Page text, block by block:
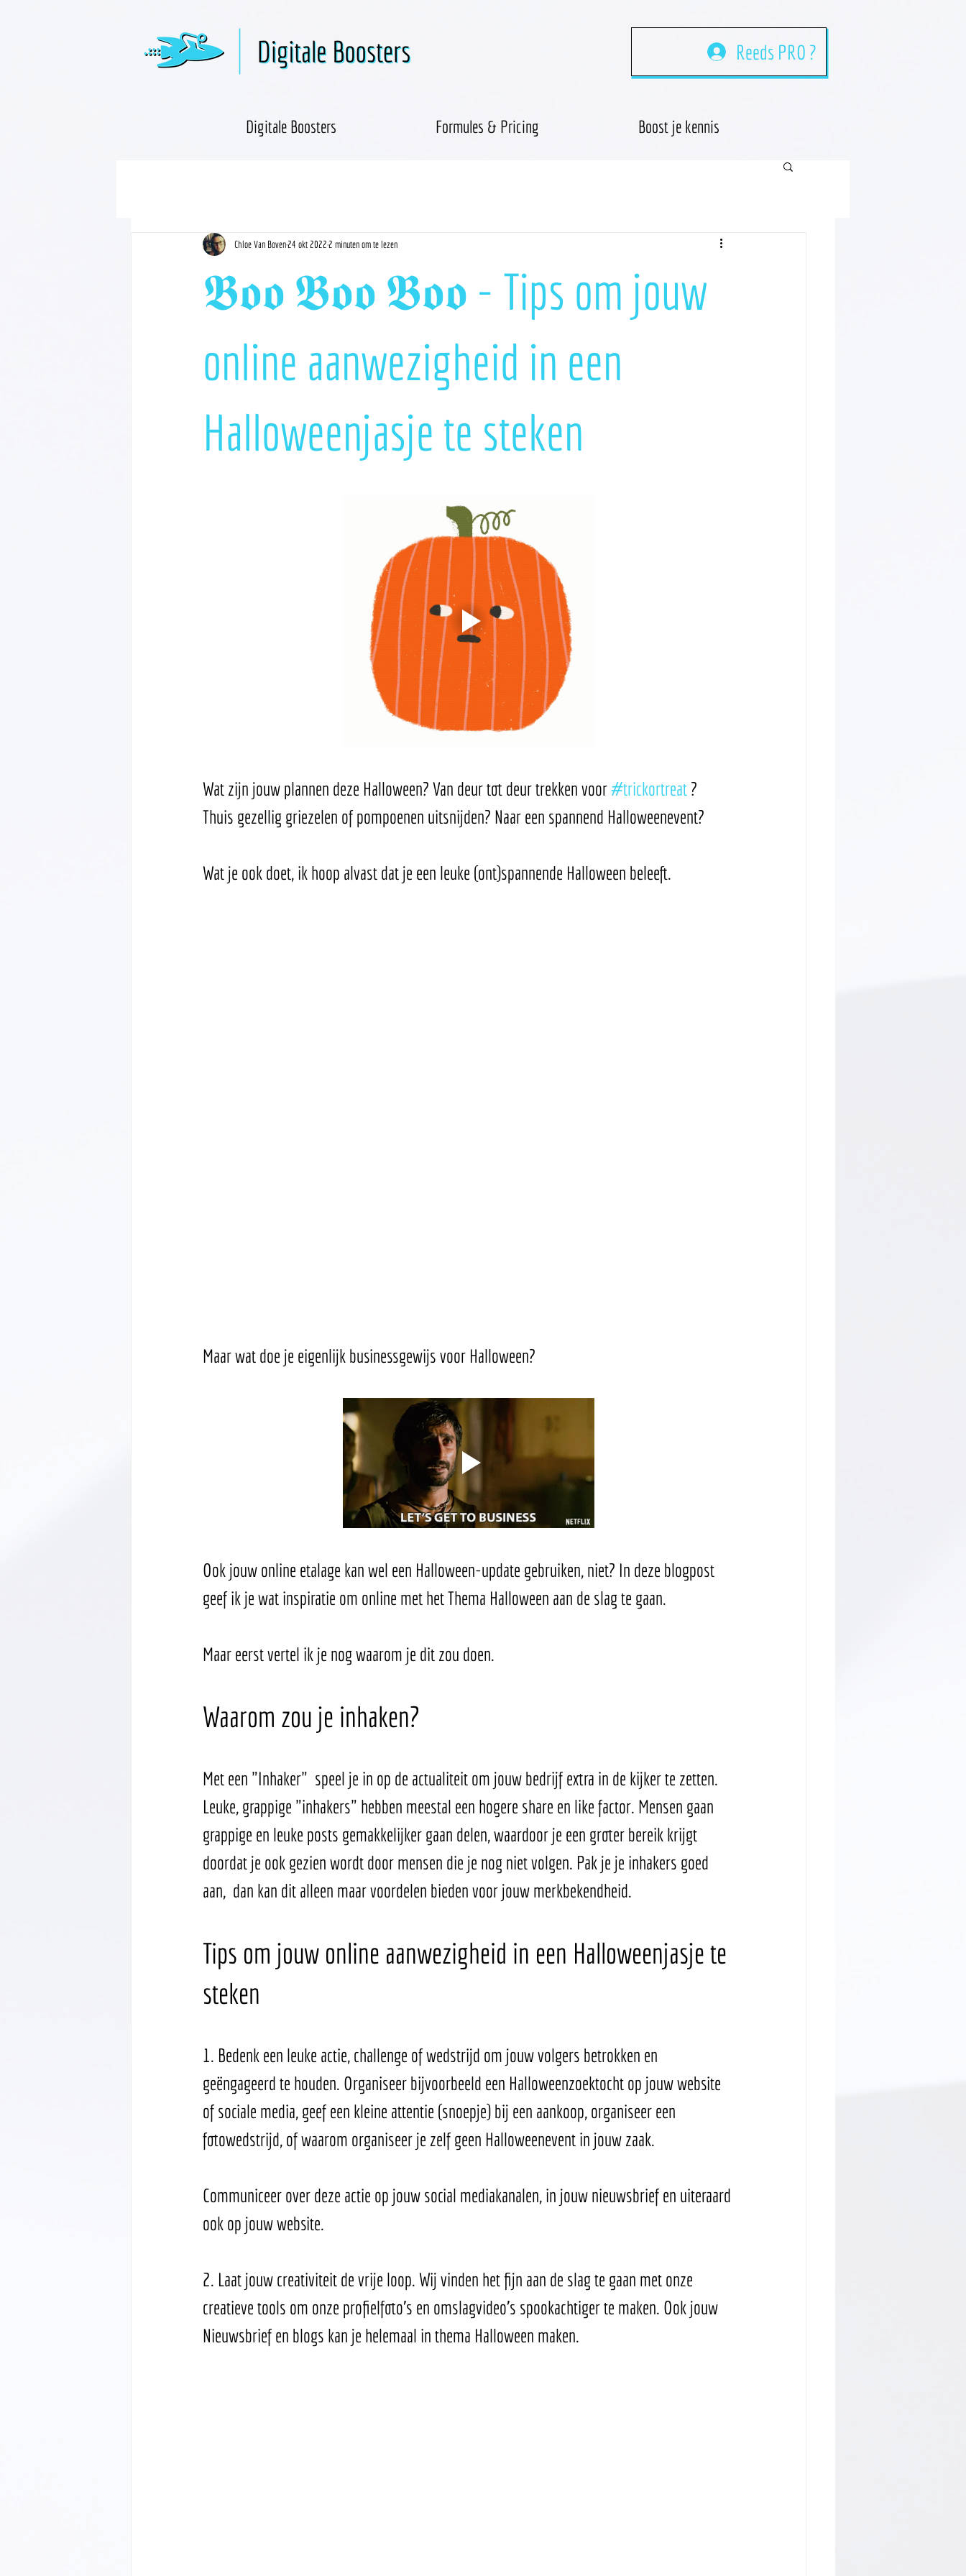
Reeds PRO ?
Digitale Boosters Formules & Pricing Boost je kennis
𝕭𝖔𝖔 𝕭𝖔𝖔 𝕭𝖔𝖔 - Tips om jouw
online aanwezigheid in een
Halloweenjasje te steken
Chloe Van Boven24 okt 20222 minuten om te lezen
Wat zijn jouw plannen deze Halloween? Van deur tot deur trekken voor #trickortreat ?
Thuis gezellig griezelen of pompoenen uitsnijden? Naar een spannend Halloweenevent?
Wat je ook doet, ik hoop alvast dat je een leuke (ont)spannende Halloween beleeft.
Maar wat doe je eigenlijk businessgewijs voor Halloween?
Ook jouw online etalage kan wel een Halloween-update gebruiken, niet? In deze blogpost
geef ik je wat inspiratie om online met het Thema Halloween aan de slag te gaan.
Maar eerst vertel ik je nog waarom je dit zou doen.
Waarom zou je inhaken?
Met een "Inhaker"  speel je in op de actualiteit om jouw bedrijf extra in de kijker te zetten.
Leuke, grappige "inhakers" hebben meestal een hogere share en like factor. Mensen gaan
grappige en leuke posts gemakkelijker gaan delen, waardoor je een groter bereik krijgt
doordat je ook gezien wordt door mensen die je nog niet volgen. Pak je je inhakers goed
aan,  dan kan dit alleen maar voordelen bieden voor jouw merkbekendheid.
Tips om jouw online aanwezigheid in een Halloweenjasje te
steken
1. Bedenk een leuke actie, challenge of wedstrijd om jouw volgers betrokken en
geëngageerd te houden. Organiseer bijvoorbeeld een Halloweenzoektocht op jouw website
of sociale media, geef een kleine attentie (snoepje) bij een aankoop, organiseer een
fotowedstrijd, of waarom organiseer je zelf geen Halloweenevent in jouw zaak.
Communiceer over deze actie op jouw social mediakanalen, in jouw nieuwsbrief en uiteraard
ook op jouw website.
2. Laat jouw creativiteit de vrije loop. Wij vinden het fijn aan de slag te gaan met onze
creatieve tools om onze profielfoto's en omslagvideo's spookachtiger te maken. Ook jouw
Nieuwsbrief en blogs kan je helemaal in thema Halloween maken.